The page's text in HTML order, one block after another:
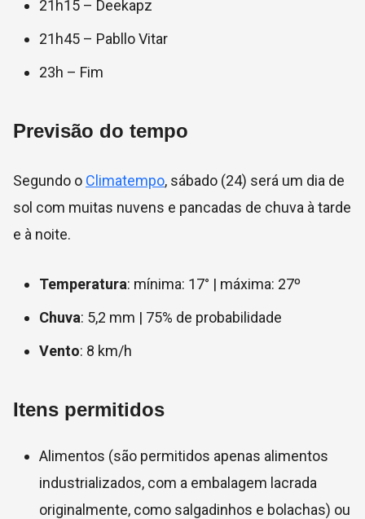
21h15 – Deekapz
21h45 – Pabllo Vitar
23h – Fim
Previsão do tempo
Segundo o Climatempo, sábado (24) será um dia de
sol com muitas nuvens e pancadas de chuva à tarde
e à noite.
Temperatura: mínima: 17° | máxima: 27º
Chuva: 5,2 mm | 75% de probabilidade
Vento: 8 km/h
Itens permitidos
Alimentos (são permitidos apenas alimentos
industrializados, com a embalagem lacrada
originalmente, como salgadinhos e bolachas) ou